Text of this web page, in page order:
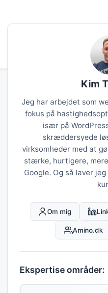
Kim
Jeg har arbejdet som
fokus på
især på
skræddersyede
virksomheder med at
stærke, hurtigere,
Google. Og så laver
Om mig
Amino.dk
Ekspertise områder: